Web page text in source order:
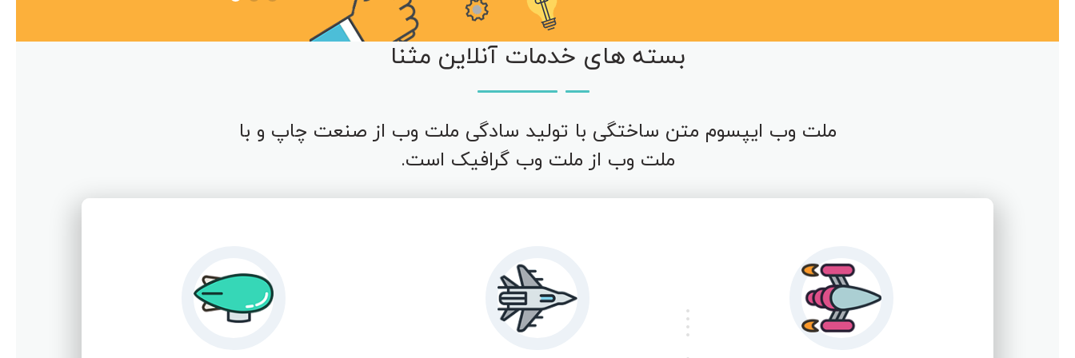
بسته های خدمات آنلاین مثنا
ملت وب ایپسوم متن ساختگی با تولید سادگی ملت وب از صنعت چاپ و با
ملت وب از ملت وب گرافیک است.